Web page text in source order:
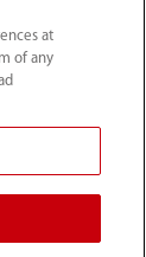
von 8 bis
Co.,
at
of any